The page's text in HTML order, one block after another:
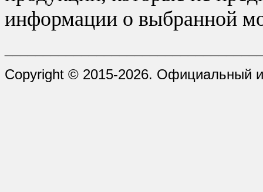
информации о выбранной
Copyright © 2015-2026. Официальный